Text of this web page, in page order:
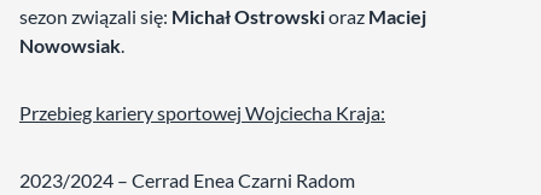
sezon związali się: Michał Ostrowskioraz Maciej
Nowowsiak.
Przebieg kariery sportowej Wojciecha Kraja:
2023/2024 – Cerrad Enea Czarni Radom